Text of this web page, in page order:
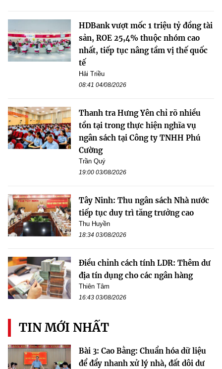
HDBank vượt mốc 1 triệu tỷ đồng tài
sản, ROE 25,4% thuộc nhóm cao
nhất, tiếp tục nâng tầm vị thế quốc
tế
Hải Triều
08:41 04/08/2026
Thanh tra Hưng Yên chỉ rõ nhiều
tồn tại trong thực hiện nghĩa vụ
ngân sách tại Công ty TNHH Phú
Cường
Trần Quý
19:00 03/08/2026
Tây Ninh: Thu ngân sách Nhà nước
tiếp tục duy trì tăng trưởng cao
Thu Huyền
18:34 03/08/2026
Điều chỉnh cách tính LDR: Thêm dư
địa tín dụng cho các ngân hàng
Thiên Tâm
16:43 03/08/2026
TIN MỚI NHẤT
Bài 3: Cao Bằng: Chuẩn hóa dữ liệu
để đẩy nhanh xử lý nhà, đất dôi dư